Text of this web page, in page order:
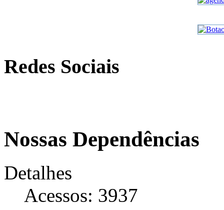
Redes Sociais
Nossas Dependências
Detalhes
Acessos: 3937